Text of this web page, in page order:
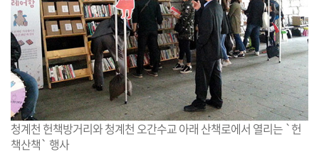
청계천 헌책방거리와 청계천 오간수교 아래 산책로에서 열리는 `헌
책산책` 행사